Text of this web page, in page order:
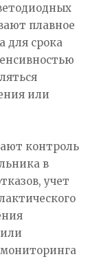
плавное
для срока
или
контроль
в
учет